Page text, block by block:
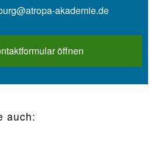
akademie.de
öffnen
auch: